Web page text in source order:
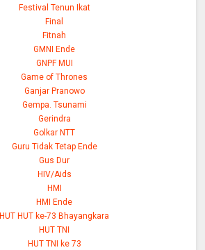
Festival Tenun Ikat
Final
Fitnah
GMNI Ende
GNPF MUI
Game of Thrones
Ganjar Pranowo
Gempa. Tsunami
Gerindra
Golkar NTT
Guru Tidak Tetap Ende
Gus Dur
HIV/Aids
HMI
HMI Ende
HUT HUT ke-73 Bhayangkara
HUT TNI
HUT TNI ke 73